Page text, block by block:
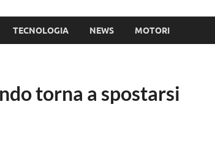
TECNOLOGIA NEWS MOTORI
torna a spostarsi